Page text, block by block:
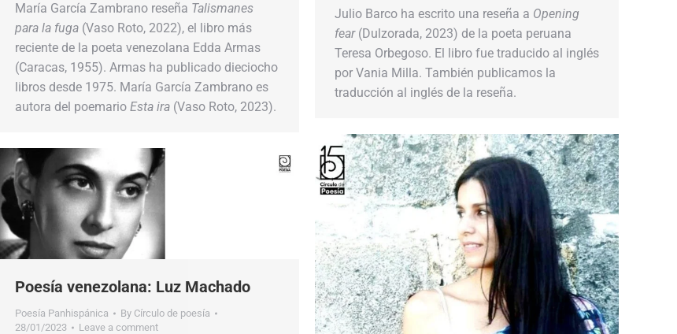
María García Zambrano reseña Talismanes
para la fuga (Vaso Roto, 2022), el libro más
reciente de la poeta venezolana Edda Armas
(Caracas, 1955). Armas ha publicado dieciocho
libros desde 1975. María García Zambrano es
autora del poemario Esta ira (Vaso Roto, 2023).
Julio Barco ha escrito una reseña a Opening
fear(Dulzorada, 2023) de la poeta peruana
Teresa Orbegoso. El libro fue traducido al inglés
por Vania Milla. También publicamos la
traducción al inglés de la reseña.
Poesía venezolana: Luz Machado
Poesía Panhispánica By Círculo de poesía
28/01/2023
Leave a comment